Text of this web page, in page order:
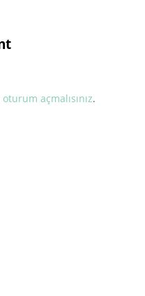
oturum açmalısınız.